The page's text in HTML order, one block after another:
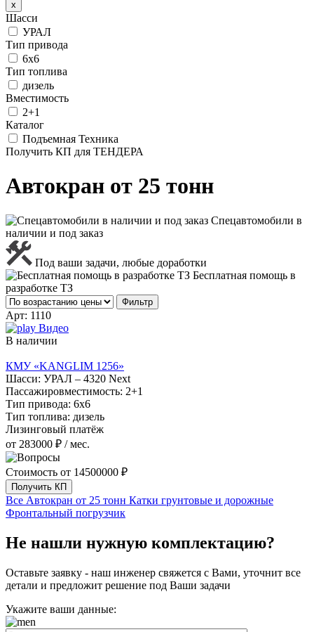
x
Шасси
УРАЛ
Тип привода
6х6
Тип топлива
дизель
Вместимость
2+1
Каталог
Подъемная Техника
Получить КП для ТЕНДЕРА
Автокран от 25 тонн
Спецавтомобили в
наличии и под заказ
Под ваши задачи, любые доработки
Бесплатная помощь в
разработке ТЗ
Фильтр
Арт: 1110
Видео
В наличии
КМУ «KANGLIM 1256»
Шасси: УРАЛ – 4320 Next
Пассажировместимость: 2+1
Тип привода: 6х6
Тип топлива: дизель
Лизинговый платёж
от 283000 ₽ / мес.
Стоимость от 14500000 ₽
Получить КП
Все Автокран от 25 тонн Катки грунтовые и дорожные
Фронтальный погрузчик
Не нашли нужную комплектацию?
Оставьте заявку - наш инженер свяжется с Вами, уточнит все
детали и предложит решение под Ваши задачи
Укажите ваши данные: